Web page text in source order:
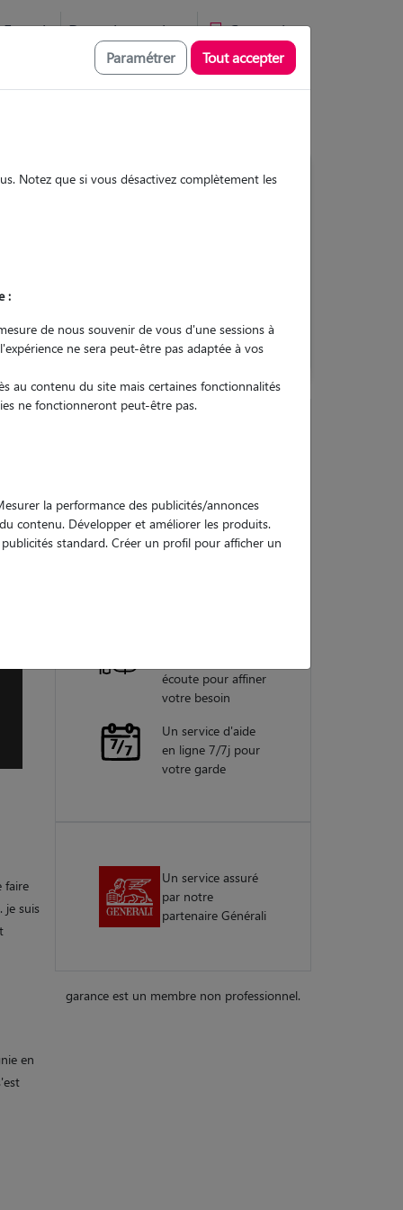
Favoris Devenir pet sitter Connexion
faire
je suis
en
garanties
écoute pour affiner
votre besoin
Un service d'aide
en ligne 7/7j pour
votre garde
Un service assuré
par notre
partenaire Générali
garance est un membre non professionnel.
Paramétrer Tout accepter
Notez que si vous désactivez complètement les
:
de nous souvenir de vous d'une sessions à
ne sera peut-être pas adaptée à vos
au contenu du site mais certaines fonctionnalités
ne fonctionneront peut-être pas.
la performance des publicités/annonces
contenu. Développer et améliorer les produits.
standard. Créer un profil pour afficher un